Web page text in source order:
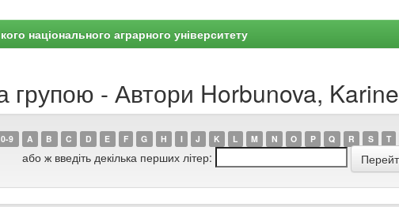
національного аграрного університету
групою - Автори Horbunova, Karine
0-9 A B C D E F G H I J K L M N O P Q R S T
або ж введіть декілька перших літер: